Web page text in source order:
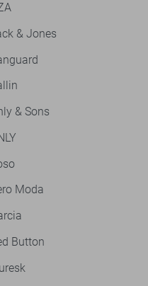
& Jones
& Sons
Moda
Button